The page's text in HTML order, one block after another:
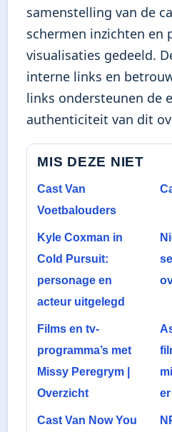
samenstelling van de
schermen inzichten en
visualisaties gedeeld.
interne links en
links ondersteunen de
authenticiteit van dit
MIS DEZE NIET
Cast Van
Voetbalouders
Kyle Coxman in
Cold Pursuit:
personage en
acteur uitgelegd
Films en tv-
programma’s met
Missy Peregrym |
Overzicht
Cast Van Now You